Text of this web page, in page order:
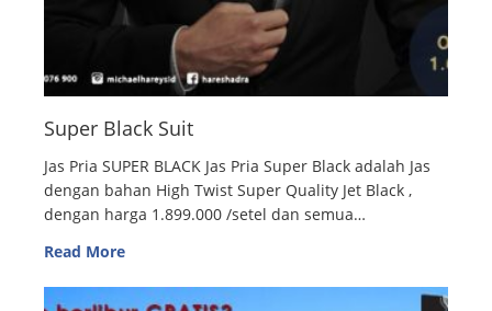
Super Black Suit
Jas Pria SUPER BLACK Jas Pria Super Black adalah Jas
dengan bahan High Twist Super Quality Jet Black ,
dengan harga 1.899.000 /setel dan semua…
Read More